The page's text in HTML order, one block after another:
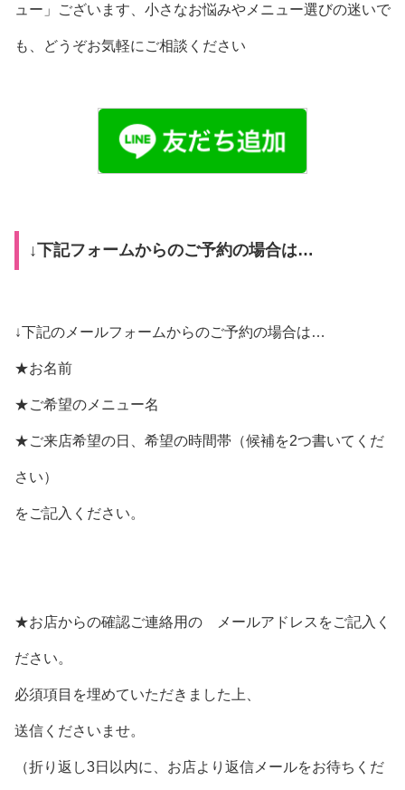
ュー」ございます、小さなお悩みやメニュー選びの迷いで
も、どうぞお気軽にご相談ください
↓下記フォームからのご予約の場合は…
↓下記のメールフォームからのご予約の場合は…
★お名前
★ご希望のメニュー名
★ご来店希望の日、希望の時間帯（候補を2つ書いてくだ
さい）
をご記入ください。
★お店からの確認ご連絡用の メールアドレスをご記入く
ださい。
必須項目を埋めていただきました上、
送信くださいませ。
（折り返し3日以内に、お店より返信メールをお待ちくだ